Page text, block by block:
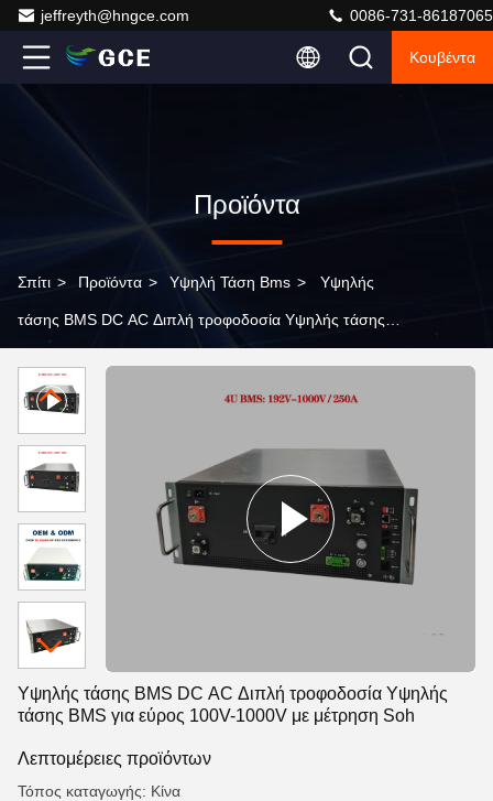
jeffreyth@hngce.com 0086-731-86187065
Κουβέντα
Προϊόντα
Σπίτι > Προϊόντα > Υψηλή Τάση Bms > Υψηλής
τάσης BMS DC AC Διπλή τροφοδοσία Υψηλής τάσης
Υψηλής τάσης BMS DC AC Διπλή τροφοδοσία Υψηλής
τάσης BMS για εύρος 100V-1000V με μέτρηση Soh
Λεπτομέρειες προϊόντων
Τόπος καταγωγής: Κίνα